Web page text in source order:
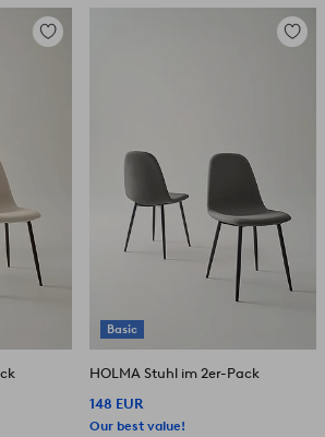
Zu
Basic
Zu
HOLMA Stuhl im 2er-Pack
148 EUR
Our best value!